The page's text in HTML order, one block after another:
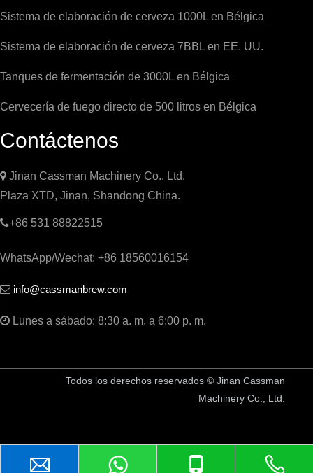
Sistema de elaboración de cerveza 1000L en Bélgica
Sistema de elaboración de cerveza 7BBL en EE. UU.
Tanques de fermentación de 3000L en Bélgica
Cervecería de fuego directo de 500 litros en Bélgica
Contáctenos
 Jinan Cassman Machinery Co., Ltd.
Plaza XTD, Jinan, Shandong China.
+86 531 88822515
WhatsApp/Wechat: +86 18560016154
 info@cassmanbrew.com
 Lunes a sábado: 8:30 a. m. a 6:00 p. m.
Todos los derechos reservados © Jinan Cassman
Machinery Co., Ltd.